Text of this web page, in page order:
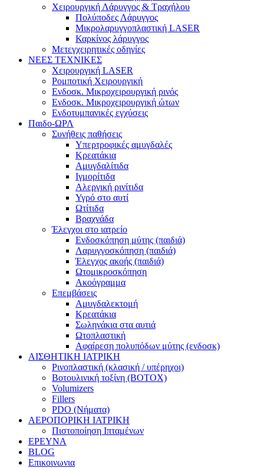
Χειρουργική Λάρυγγος & Τραχήλου
Πολύποδες Λάρυγγος
Μικρολαρυγγοπλαστική LASER
Καρκίνος λάρυγγος
Μετεγχειρητικές οδηγίες
ΝΕΕΣ ΤΕΧΝΙΚΕΣ
Χειρουργική LASER
Ρομποτική Χειρουργική
Ενδοσκ. Μικροχειρουργική ρινός
Ενδοσκ. Μικροχειρουργική ώτων
Ενδοτυμπανικές εγχύσεις
Παιδο-ΩΡΛ
Συνήθεις παθήσεις
Υπερτροφικές αμυγδαλές
Κρεατάκια
Αμυγδαλίτιδα
Ιγμορίτιδα
Αλεργική ρινίτιδα
Υγρό στο αυτί
Ωτίτιδα
Βραχνάδα
Έλεγχοι στο ιατρείο
Ενδοσκόπηση μύτης (παιδιά)
Λαρυγγοσκόπηση (παιδιά)
Έλεγχος ακοής (παιδιά)
Ωτομικροσκόπηση
Ακοόγραμμα
Επεμβάσεις
Αμυγδαλεκτομή
Κρεατάκια
Σωληνάκια στα αυτιά
Ωτοπλαστική
Αφαίρεση πολυπόδων μύτης (ενδοσκ)
ΑΙΣΘΗΤΙΚΗ ΙΑΤΡΙΚΗ
Ρινοπλαστική (κλασική / υπέρηχοι)
Βοτουλινική τοξίνη (BOTOX)
Volumizers
Fillers
PDO (Νήματα)
ΑΕΡΟΠΟΡΙΚΗ ΙΑΤΡΙΚΗ
Πιστοποίηση Ιπταμένων
ΕΡΕΥΝΑ
BLOG
Επικοινωνια